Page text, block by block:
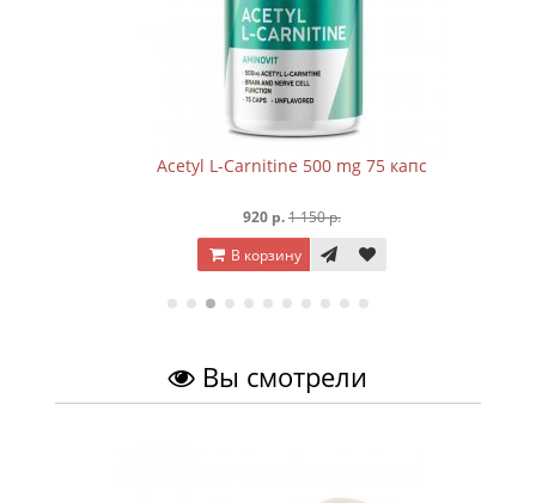
Acetyl L-Carnitine 500 mg 75 капc
920 р.1 150 р.
В корзину
Вы смотрели